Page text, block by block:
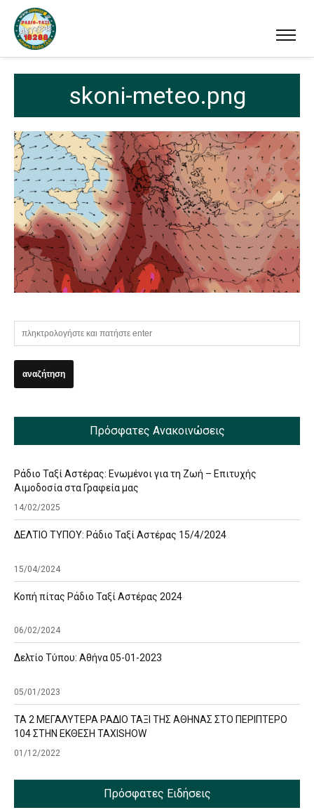
skoni-meteo.png
Πρόσφατες Ανακοινώσεις
Ράδιο Ταξί Αστέρας: Ενωμένοι για τη Ζωή – Επιτυχής
Αιμοδοσία στα Γραφεία μας
14/02/2025
ΔΕΛΤΙΟ ΤΥΠΟΥ: Ράδιο Ταξί Αστέρας 15/4/2024
15/04/2024
Κοπή πίτας Ράδιο Ταξί Αστέρας 2024
06/02/2024
Δελτίο Τύπου: Αθήνα 05-01-2023
05/01/2023
ΤΑ 2 ΜΕΓΑΛΥΤΕΡΑ ΡΑΔΙΟ ΤΑΞΙ ΤΗΣ ΑΘΗΝΑΣ ΣΤΟ ΠΕΡΙΠΤΕΡΟ
104 ΣΤΗΝ ΕΚΘΕΣΗ TAXISHOW
01/12/2022
Πρόσφατες Ειδήσεις